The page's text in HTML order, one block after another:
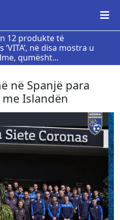
12 produkte të
në disa mostra u
qumësht...
në Spanjë para
Islandën